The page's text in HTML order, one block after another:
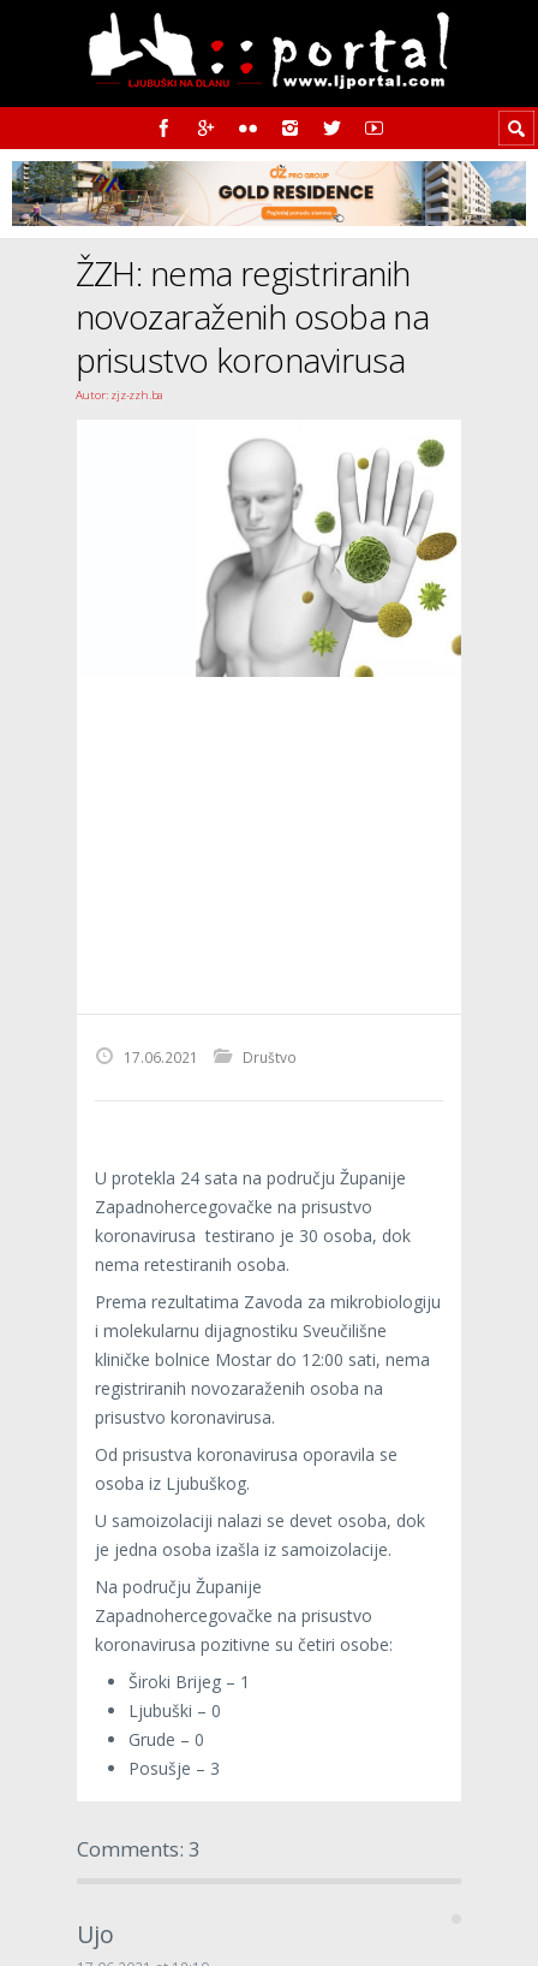
ŽZH: nema registriranih
novozaraženih osoba na
prisustvo koronavirusa
Autor: zjz-zzh.ba
17.06.2021 Društvo
U protekla 24 sata na području Županije
Zapadnohercegovačke na prisustvo
koronavirusa testirano je 30 osoba, dok
nema retestiranih osoba.
Prema rezultatima Zavoda za mikrobiologiju
i molekularnu dijagnostiku Sveučilišne
kliničke bolnice Mostar do 12:00 sati, nema
registriranih novozaraženih osoba na
prisustvo koronavirusa.
Od prisustva koronavirusa oporavila se
osoba iz Ljubuškog.
U samoizolaciji nalazi se devet osoba, dok
je jedna osoba izašla iz samoizolacije.
Na području Županije
Zapadnohercegovačke na prisustvo
koronavirusa pozitivne su četiri osobe:
Široki Brijeg – 1
Ljubuški – 0
Grude – 0
Posušje – 3
Comments: 3
Ujo